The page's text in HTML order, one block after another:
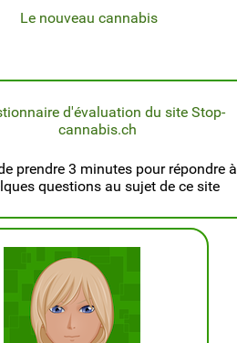
Le nouveau cannabis
d'évaluation du site Stop-
cannabis.ch
prendre 3 minutes pour répondre à
questions au sujet de ce site